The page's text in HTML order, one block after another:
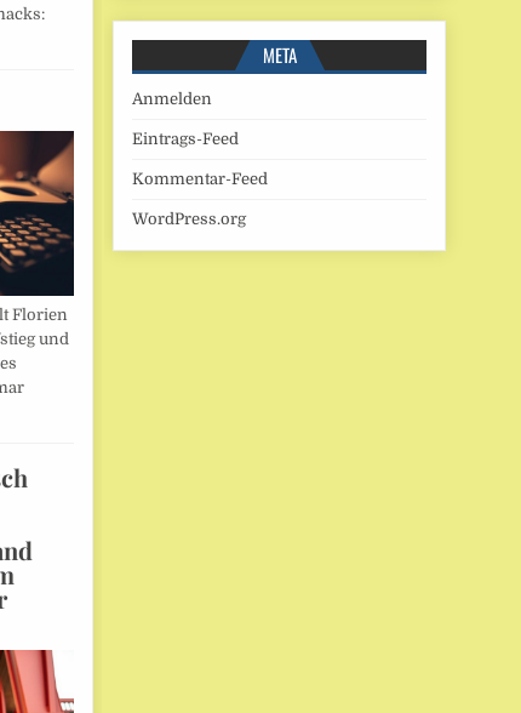
Florien
und
META
Anmelden
Eintrags-Feed
Kommentar-Feed
WordPress.org